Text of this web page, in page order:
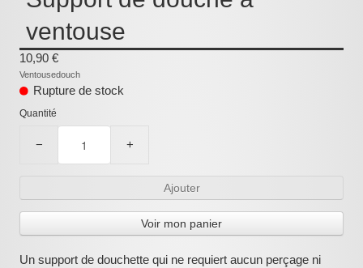
ventouse
10,90 €
Ventousedouch
Rupture de stock
Quantité
− +
Ajouter
Voir mon panier
Un support de douchette qui ne requiert aucun perçage ni